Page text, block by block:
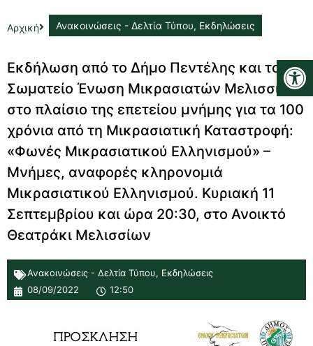
Αρχική Ανακοινώσεις - Δελτία Τύπου, Εκδηλώσεις
Εκδήλωση από το Δήμο Πεντέλης και το
Σωματείο Ένωση Μικρασιατών Μελισσίων
στο πλαίσιο της επετείου μνήμης για τα 100
χρόνια από τη Μικρασιατική Καταστροφή:
«Φωνές Μικρασιατικού Ελληνισμού» –
Μνήμες, αναφορές κληρονομιά
Μικρασιατικού Ελληνισμού. Κυριακή 11
Σεπτεμβρίου και ώρα 20:30, στο Ανοικτό
Θεατράκι Μελισσίων
Ανακοινώσεις - Δελτία Τύπου, Εκδηλώσεις
08/09/2022
12:50